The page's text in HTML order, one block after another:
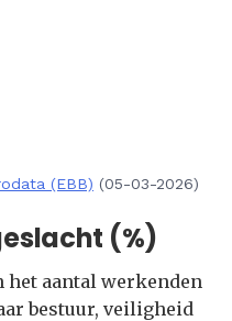
(EBB) (05-03-2026)
(%)
het aantal werkenden
bestuur, veiligheid